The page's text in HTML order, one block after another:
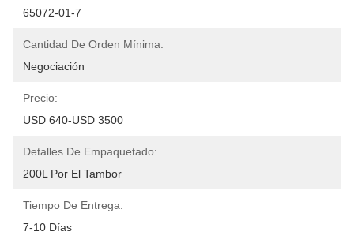
65072-01-7
Cantidad De Orden Mínima:
Negociación
Precio:
USD 640-USD 3500
Detalles De Empaquetado:
200L Por El Tambor
Tiempo De Entrega:
7-10 Días